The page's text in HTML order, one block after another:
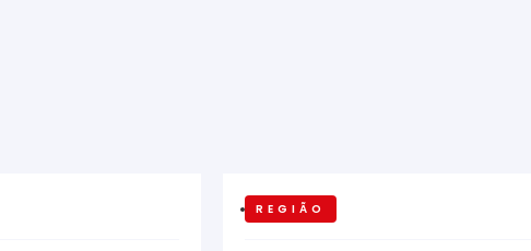
REGIÃO